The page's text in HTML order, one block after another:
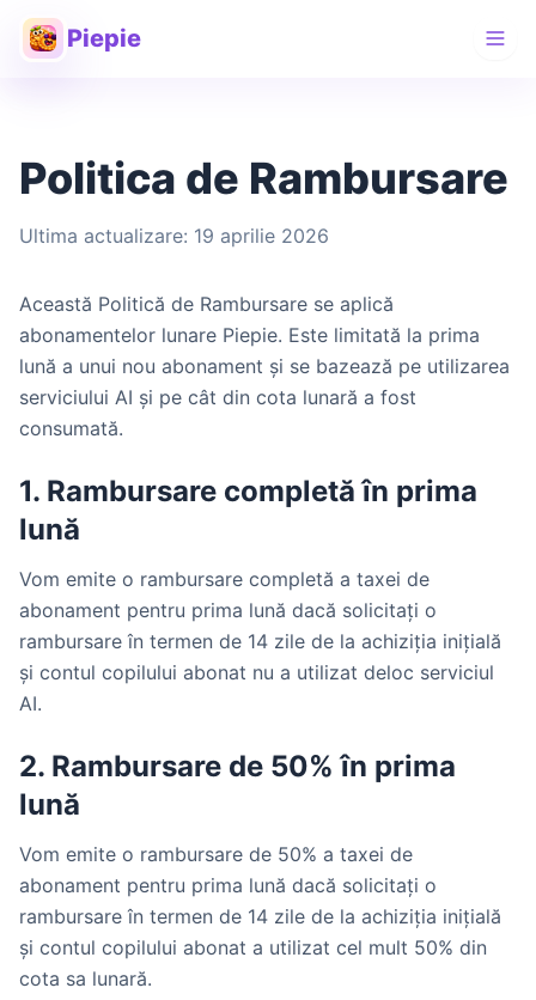
Piepie
Politica de Rambursare
Ultima actualizare: 19 aprilie 2026
Această Politică de Rambursare se aplică
abonamentelor lunare Piepie. Este limitată la prima
lună a unui nou abonament și se bazează pe utilizarea
serviciului AI și pe cât din cota lunară a fost
consumată.
1. Rambursare completă în prima
lună
Vom emite o rambursare completă a taxei de
abonament pentru prima lună dacă solicitați o
rambursare în termen de 14 zile de la achiziția inițială
și contul copilului abonat nu a utilizat deloc serviciul
AI.
2. Rambursare de 50% în prima
lună
Vom emite o rambursare de 50% a taxei de
abonament pentru prima lună dacă solicitați o
rambursare în termen de 14 zile de la achiziția inițială
și contul copilului abonat a utilizat cel mult 50% din
cota sa lunară.